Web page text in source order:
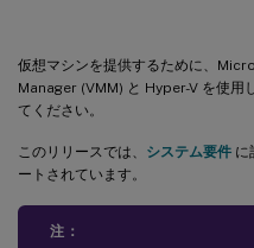
仮想マシンを提供するために、
Manager (VMM) と Hyper-V を使用
てください。
このリリースでは、 システム要件 に
ートされています。
注：